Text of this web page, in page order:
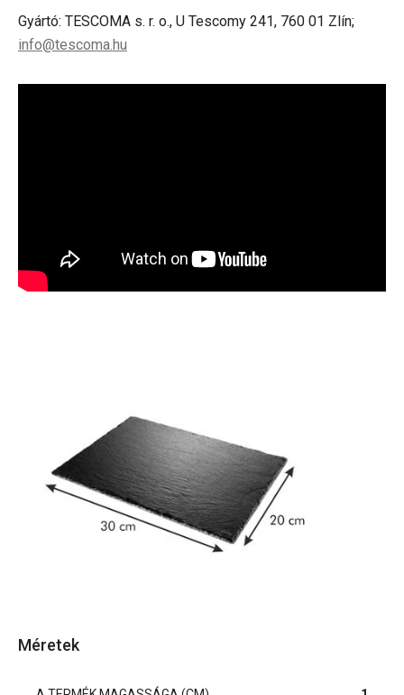
Gyártó: TESCOMA s. r. o., U Tescomy 241, 760 01 Zlín;
info@tescoma.hu
Méretek